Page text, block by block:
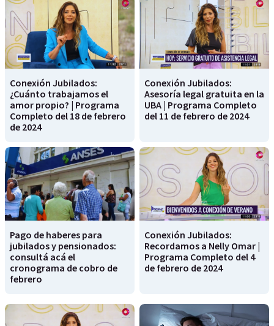
Conexión Jubilados:
¿Cuánto trabajamos el
amor propio? | Programa
Completo del 18 de febrero
de 2024
Conexión Jubilados:
Asesoría legal gratuita en la
UBA | Programa Completo
del 11 de febrero de 2024
Pago de haberes para
jubilados y pensionados:
consultá acá el
cronograma de cobro de
febrero
Conexión Jubilados:
Recordamos a Nelly Omar |
Programa Completo del 4
de febrero de 2024